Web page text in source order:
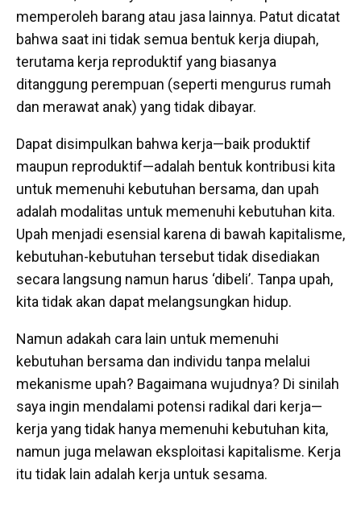
memperoleh barang atau jasa lainnya. Patut dicatat
bahwa saat ini tidak semua bentuk kerja diupah,
terutama kerja reproduktif yang biasanya
ditanggung perempuan (seperti mengurus rumah
dan merawat anak) yang tidak dibayar.
Dapat disimpulkan bahwa kerja—baik produktif
maupun reproduktif—adalah bentuk kontribusi kita
untuk memenuhi kebutuhan bersama, dan upah
adalah modalitas untuk memenuhi kebutuhan kita.
Upah menjadi esensial karena di bawah kapitalisme,
kebutuhan-kebutuhan tersebut tidak disediakan
secara langsung namun harus ‘dibeli’. Tanpa upah,
kita tidak akan dapat melangsungkan hidup.
Namun adakah cara lain untuk memenuhi
kebutuhan bersama dan individu tanpa melalui
mekanisme upah? Bagaimana wujudnya? Di sinilah
saya ingin mendalami potensi radikal dari kerja—
kerja yang tidak hanya memenuhi kebutuhan kita,
namun juga melawan eksploitasi kapitalisme. Kerja
itu tidak lain adalah kerja untuk sesama.